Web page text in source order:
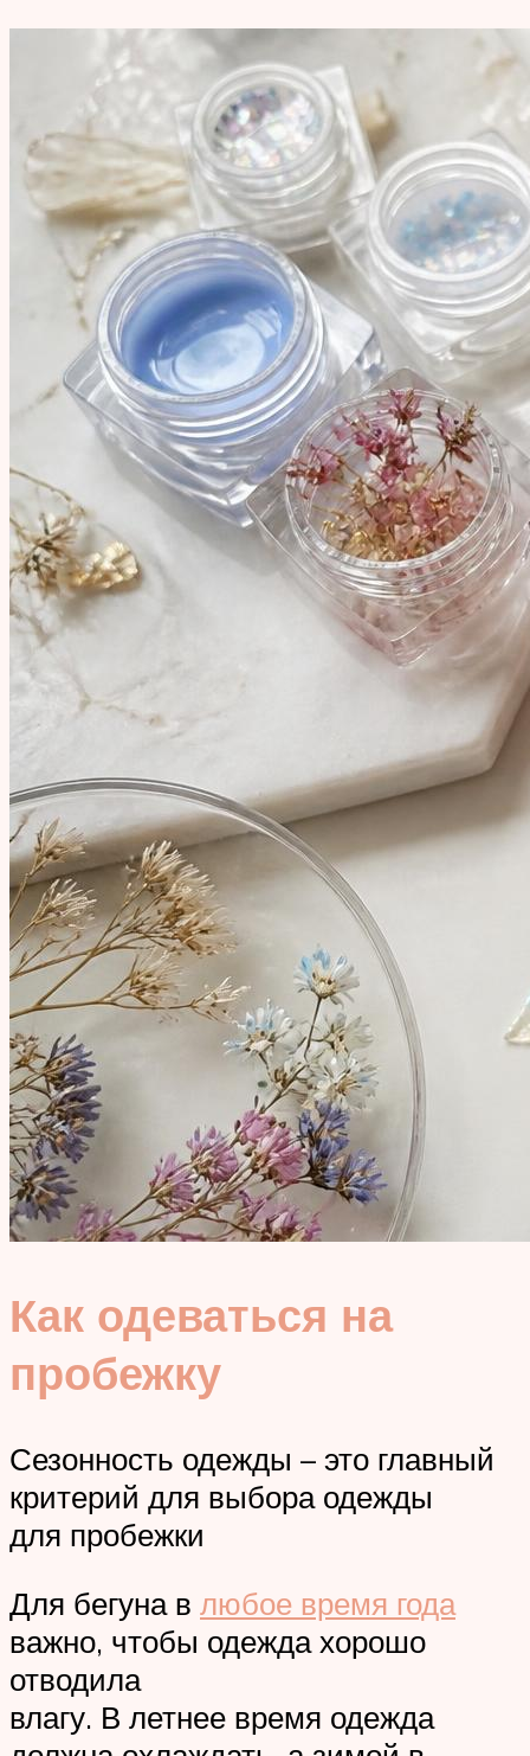
Как одеваться на
пробежку
Сезонность одежды – это главный
критерий для выбора одежды
для пробежки
Для бегуна в любое время года
важно, чтобы одежда хорошо
отводила
влагу. В летнее время одежда